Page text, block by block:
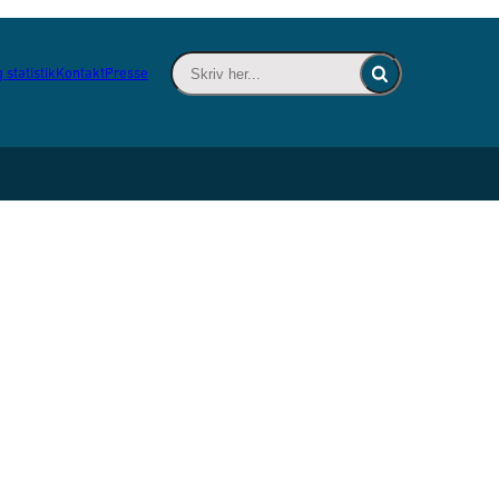
statistikKontaktPresse
Skriv her... - Indsæt søgeord for at søge
Fold søgefelt ind